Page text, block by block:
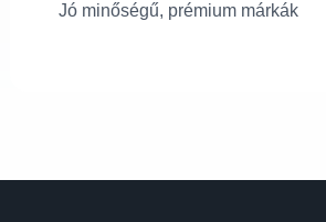
Jó minőségű, prémium márkák